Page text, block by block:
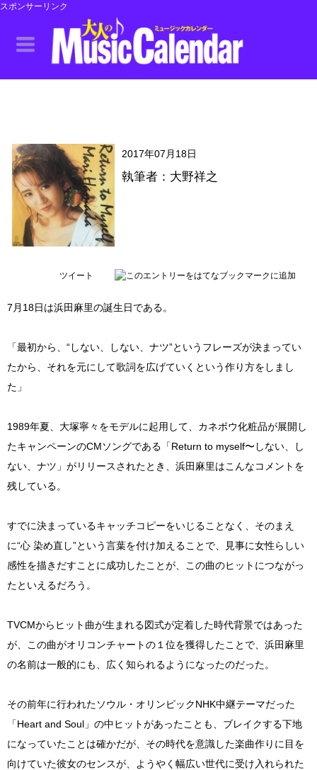
スポンサーリンク
2017年07月18日
執筆者：大野祥之
ツイート
7月18日は浜田麻里の誕生日である。
「最初から、“しない、しない、ナツ”というフレーズが決まってい
たから、それを元にして歌詞を広げていくという作り方をしまし
た」
1989年夏、大塚寧々をモデルに起用して、カネボウ化粧品が展開し
たキャンペーンのCMソングである「Return to myself〜しない、し
ない、ナツ」がリリースされたとき、浜田麻里はこんなコメントを
残している。
すでに決まっているキャッチコピーをいじることなく、そのまえ
に“心 染め直し”という言葉を付け加えることで、見事に女性らしい
感性を描きだすことに成功したことが、この曲のヒットにつながっ
たといえるだろう。
TVCMからヒット曲が生まれる図式が定着した時代背景ではあった
が、この曲がオリコンチャートの１位を獲得したことで、浜田麻里
の名前は一般的にも、広く知られるようになったのだった。
その前年に行われたソウル・オリンピックNHK中継テーマだった
「Heart and Soul」の中ヒットがあったことも、ブレイクする下地
になっていたことは確かだが、その時代を意識した楽曲作りに目を
向けていた彼女のセンスが、ようやく幅広い世代に受け入れられた